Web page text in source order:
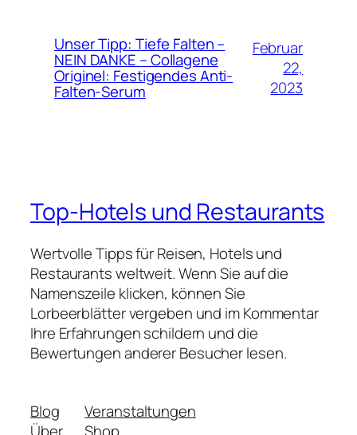
Unser Tipp: Tiefe Falten –
NEIN DANKE – Collagene
Originel: Festigendes Anti-
Falten-Serum
Februar
22,
2023
Top-Hotels und Restaurants
Wertvolle Tipps für Reisen, Hotels und
Restaurants weltweit. Wenn Sie auf die
Namenszeile klicken, können Sie
Lorbeerblätter vergeben und im Kommentar
Ihre Erfahrungen schildern und die
Bewertungen anderer Besucher lesen.
Blog
Veranstaltungen